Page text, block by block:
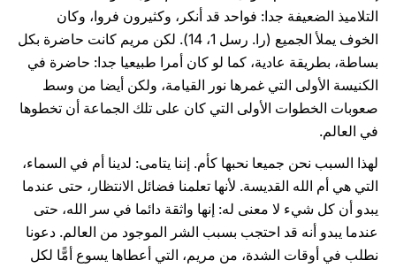
التلاميذ الضعيفة جدا: فواحد قد أنكر، وكثيرون فروا، وكان
الخوف يملأ الجميع (را. رسل 1، 14). لكن مريم كانت حاضرة بكل
بساطة، بطريقة عادية، كما لو كان أمرا طبيعيا جدا: حاضرة في
الكنيسة الأولى التي غمرها نور القيامة، ولكن أيضا من وسط
صعوبات الخطوات الأولى التي كان على تلك الجماعة أن تخطوها
في العالم.
لهذا السبب نحن جميعا نحبها كأم. إننا يتامى: لدينا أم في السماء،
التي هي أم الله القديسة. لأنها تعلمنا فضائل الانتظار، حتى عندما
يبدو أن كل شيء لا معنى له: إنها واثقة دائما في سر الله، حتى
عندما يبدو أنه قد احتجب بسبب الشر الموجود من العالم. دعونا
نطلب في أوقات الشدة، من مريم، التي أعطاها يسوع أمًّا لكل